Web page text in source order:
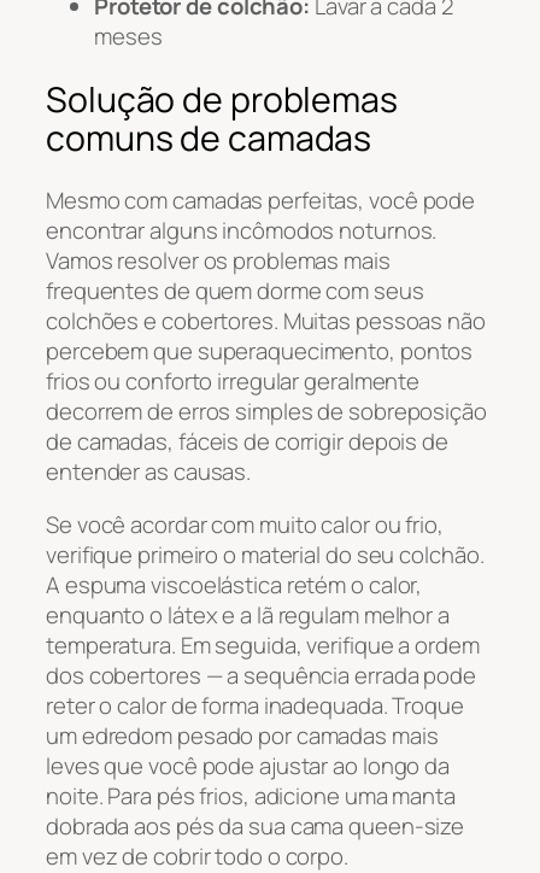
meses
Solução de problemas
comuns de camadas
Mesmo com camadas perfeitas, você pode
encontrar alguns incômodos noturnos.
Vamos resolver os problemas mais
frequentes de quem dorme com seus
colchões e cobertores. Muitas pessoas não
percebem que superaquecimento, pontos
frios ou conforto irregular geralmente
decorrem de erros simples de sobreposição
de camadas, fáceis de corrigir depois de
entender as causas.
Se você acordar com muito calor ou frio,
verifique primeiro o material do seu colchão.
A espuma viscoelástica retém o calor,
enquanto o látex e a lã regulam melhor a
temperatura. Em seguida, verifique a ordem
dos cobertores — a sequência errada pode
reter o calor de forma inadequada. Troque
um edredom pesado por camadas mais
leves que você pode ajustar ao longo da
noite. Para pés frios, adicione uma manta
dobrada aos pés da sua cama queen-size
em vez de cobrir todo o corpo.